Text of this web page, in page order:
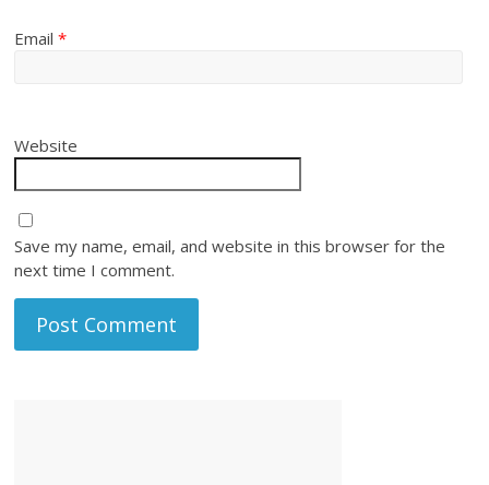
Email*
Website
Save my name, email, and website in this browser for the
next time I comment.